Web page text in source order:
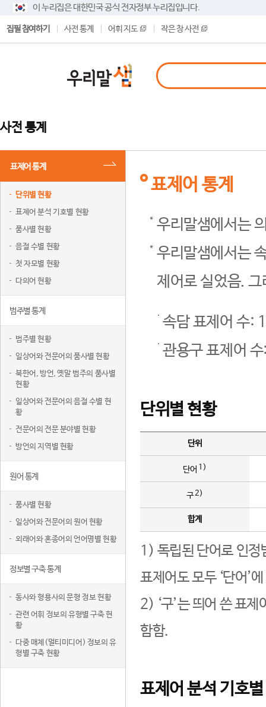
이 누리집은 대한민국 공식 전자정부 누리집입니다.
집필 참여하기 사전 통계 어휘 지도 작은 창 사전
사전 통계
표제어 통계
단위별 현황
표제어 분석 기호별 현황
품사별 현황
음절 수별 현황
첫 자모별 현황
다의어 현황
범주별 통계
범주별 현황
일상어와 전문어의 품사별 현황
북한어, 방언, 옛말 범주의 품사별
현황
일상어와 전문어의 음절 수별 현
황
전문어의 전문 분야별 현황
방언의 지역별 현황
원어 통계
품사별 현황
일상어와 전문어의 원어 현황
외래어와 혼종어의 언어명별 현황
정보별 구축 통계
동사와 형용사의 문형 정보 현황
관련 어휘 정보의 유형별 구축 현
황
다중 매체(멀티미디어) 정보의 유
형별 구축 현황
표제어 통계
우리말샘에서는
우리말샘에서는
제어로 실었음.
속담 표제어 수:
관용구 표제어
단위별 현황
단위
단어 1)
구2)
합계
1) 독립된 단어로 인정
표제어도 모두 ‘단어’
2) ‘구’는 띄어 쓴 표
함함.
표제어 분석 기호